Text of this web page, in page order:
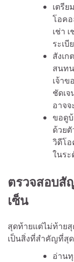
เตรี
โอค
เช่า
ระเบี
สังเ
สนท
เจ้า
ชัดเ
อาจจ
ขอดู
ด้วย
วิดีโ
ในร
ตรวจสอบสั
เซ็น
สุดท้ายแต่ไม่ท้าย
เป็นสิ่งที่สำคัญที่สุด
อ่าน